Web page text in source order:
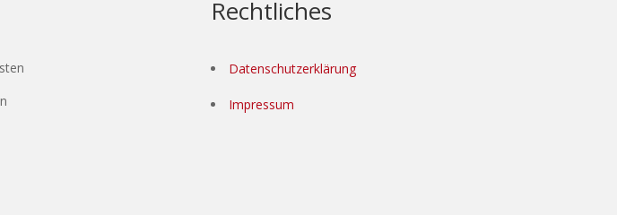
Rechtliches
Datenschutzerklärung
Impressum